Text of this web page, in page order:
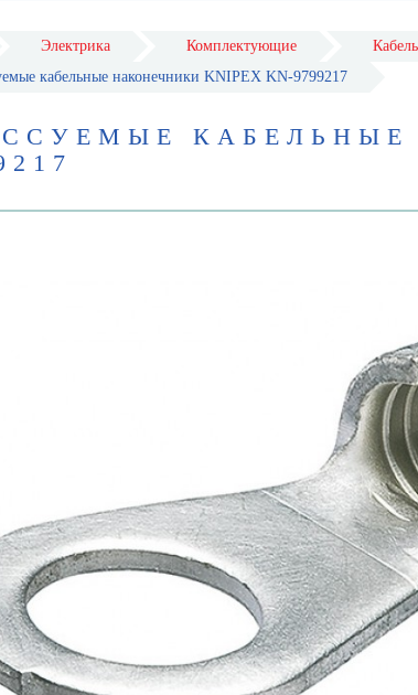
Электрика Комплектующие
кабельные наконечники KNIPEX KN-9799217
КАБЕЛЬНЫЕ